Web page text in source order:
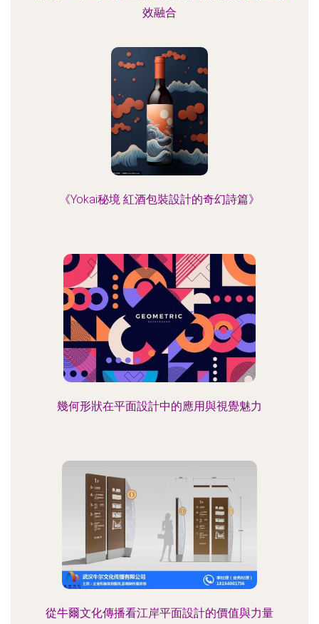
效融合
《Yokai秘境 紅酒包裝設計的奇幻詩篇》
幾何形狀在平面設計中的應用與視覺魅力
從牛爾文化傳播看江岸平面設計的價值與力量